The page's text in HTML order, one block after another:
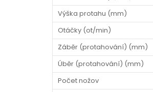
Výška protahu (mm)
Otáčky (ot/min)
Záběr (protahování) (mm)
Úběr (protahování) (mm)
Počet nožov